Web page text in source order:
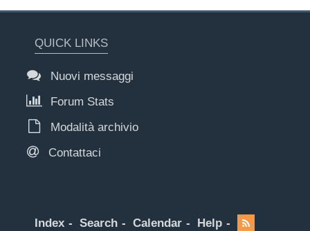
QUICK LINKS
Nuovi messaggi
Forum Stats
Modalità archivio
Contattaci
Index Search Calendar Help